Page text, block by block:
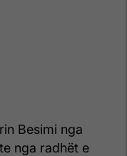
Besimi nga
nga radhët e